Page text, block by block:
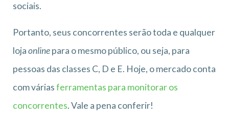
sociais.
Portanto, seus concorrentes serão toda e qualquer
lojaonlinepara o mesmo público, ou seja, para
pessoas das classes C, D e E. Hoje, o mercado conta
com váriasferramentas para monitorar os
concorrentes. Vale a pena conferir!